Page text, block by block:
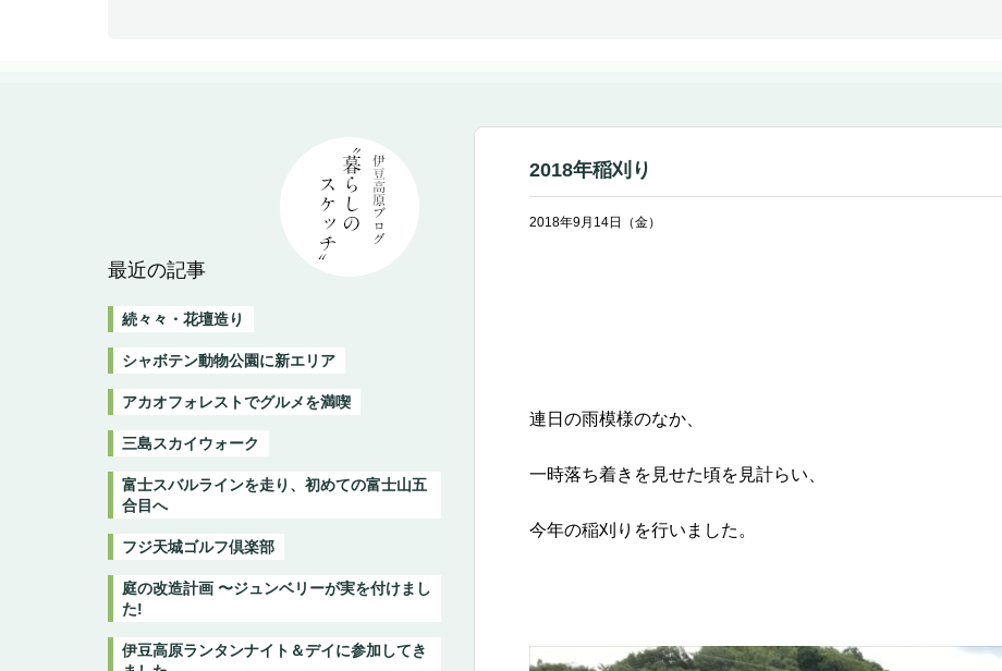
2018年稲刈り
2018年9月14日（金）
連日の雨模様のなか、
一時落ち着きを見せた頃を見計らい、
今年の稲刈りを行いました。
最近の記事
続々々・花壇造り
シャボテン動物公園に新エリア
アカオフォレストでグルメを満喫
三島スカイウォーク
富士スバルラインを走り、初めての富士山五
合目へ
フジ天城ゴルフ倶楽部
庭の改造計画 〜ジュンベリーが実を付けまし
た!
伊豆高原ランタンナイト＆デイに参加してき